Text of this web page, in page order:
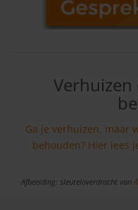
Ga je verhuizen, maar
behouden? Hier lees
Afbeelding: sleuteloverdracht van